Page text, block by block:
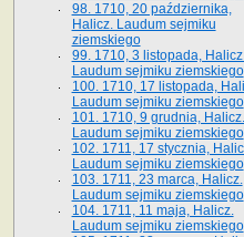
98. 1710, 20 października,
Halicz. Laudum sejmiku
ziemskiego
99. 1710, 3 listopada,
Laudum sejmiku ziemskiego
100. 1710, 17 listopada,
Laudum sejmiku ziemskiego
101. 1710, 9 grudnia, Halicz.
Laudum sejmiku ziemskiego
102. 1711, 17 stycznia,
Laudum sejmiku ziemskiego
103. 1711, 23 marca, Halicz.
Laudum sejmiku ziemskiego
104. 1711, 11 maja, Halicz.
Laudum sejmiku ziemskiego